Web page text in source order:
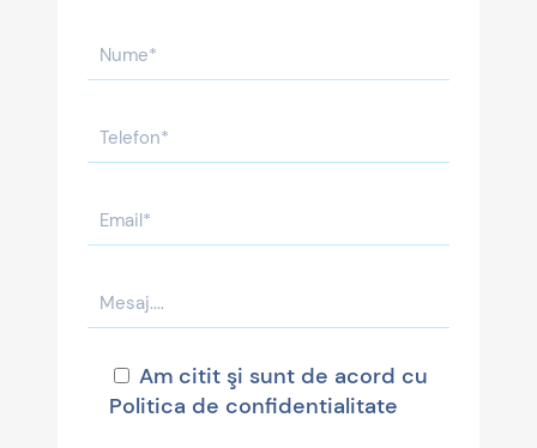
Am citit şi sunt de acord cu
Politica de confidentialitate